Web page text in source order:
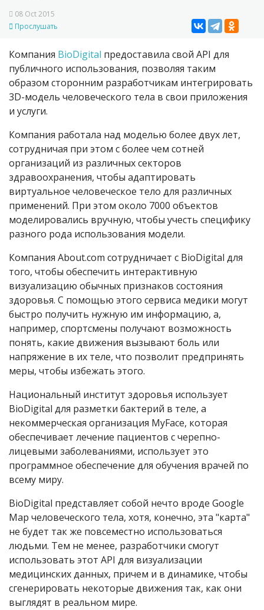
08 Oct 2015
Прослушать
Компания BioDigital предоставила свой API для
публичного использования, позволяя таким
образом сторонним разработчикам интегрировать
3D-модель человеческого тела в свои приложения
и услуги.
Компания работала над моделью более двух лет,
сотрудничая при этом с более чем сотней
организаций из различных секторов
здравоохранения, чтобы адаптировать
виртуальное человеческое тело для различных
применений. При этом около 7000 объектов
моделировались вручную, чтобы учесть специфику
разного рода использования модели.
Компания About.com сотрудничает с BioDigital для
того, чтобы обеспечить интерактивную
визуализацию обычных признаков состояния
здоровья. С помощью этого сервиса медики могут
быстро получить нужную им информацию, а,
например, спортсмены получают возможность
понять, какие движения вызывают боль или
напряжение в их теле, что позволит предпринять
меры, чтобы избежать этого.
Национальный институт здоровья использует
BioDigital для разметки бактерий в теле, а
некоммерческая организация MyFace, которая
обеспечивает лечение пациентов с черепно-
лицевыми заболеваниями, использует это
программное обеспечение для обучения врачей по
всему миру.
BioDigital представляет собой нечто вроде Google
Map человеческого тела, хотя, конечно, эта "карта"
не будет так же повсеместно использоваться
людьми. Тем не менее, разработчики смогут
использовать этот API для визуализации
медицинских данных, причем и в динамике, чтобы
сгенерировать некоторые движения так, как они
выглядят в реальном мире.